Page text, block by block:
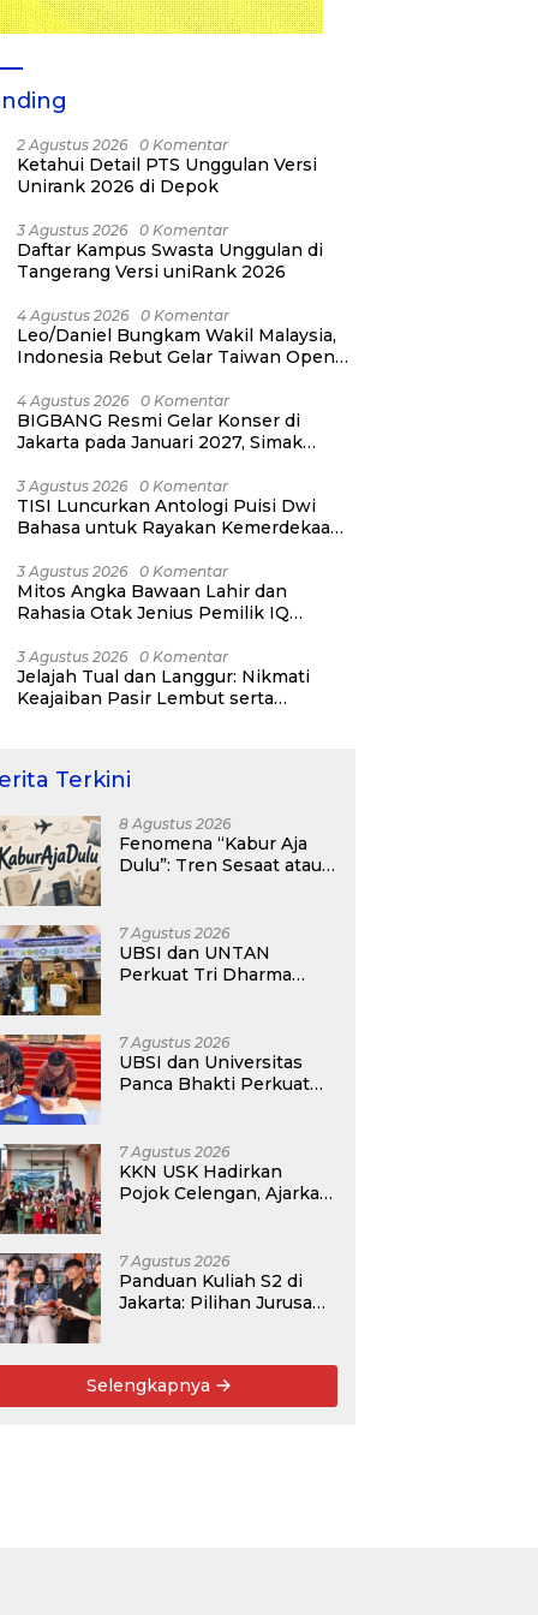
2 Agustus 2026 0 Komentar
Ketahui Detail PTS Unggulan Versi
Unirank 2026 di Depok
3 Agustus 2026 0 Komentar
Daftar Kampus Swasta Unggulan di
Tangerang Versi uniRank 2026
4 Agustus 2026 0 Komentar
Leo/Daniel Bungkam Wakil Malaysia,
Indonesia Rebut Gelar Taiwan Open
4 Agustus 2026 0 Komentar
BIGBANG Resmi Gelar Konser di
Jakarta pada Januari 2027, Simak
3 Agustus 2026 0 Komentar
TISI Luncurkan Antologi Puisi Dwi
Bahasa untuk Rayakan Kemerdekaan
3 Agustus 2026 0 Komentar
Mitos Angka Bawaan Lahir dan
Rahasia Otak Jenius Pemilik IQ
3 Agustus 2026 0 Komentar
Jelajah Tual dan Langgur: Nikmati
Keajaiban Pasir Lembut serta
Terkini
8 Agustus 2026
Fenomena “Kabur Aja
Dulu”: Tren Sesaat atau
Depan?
7 Agustus 2026
UBSI dan UNTAN
Perkuat Tri Dharma
7 Agustus 2026
UBSI dan Universitas
Panca Bhakti Perkuat
7 Agustus 2026
KKN USK Hadirkan
Pojok Celengan, Ajarkan
7 Agustus 2026
Panduan Kuliah S2 di
Jakarta: Pilihan Jurusan,
Selengkapnya